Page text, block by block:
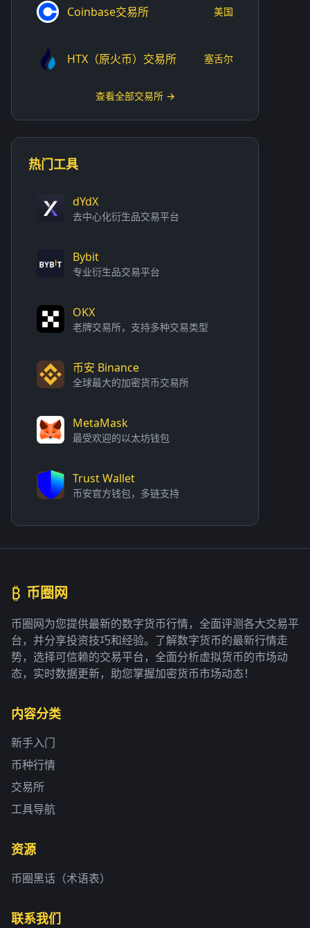
Coinbase交易所 美国
HTX（原火币）交易所 塞舌尔
查看全部交易所 →
热门工具
dYdX
去中心化衍生品交易平台
Bybit
专业衍生品交易平台
OKX
老牌交易所，支持多种交易类型
币安 Binance
全球最大的加密货币交易所
MetaMask
最受欢迎的以太坊钱包
Trust Wallet
币安官方钱包，多链支持
₿ 币圈网
币圈网为您提供最新的数字货币行情，全面评测各大交易平
台，并分享投资技巧和经验。了解数字货币的最新行情走
势，选择可信赖的交易平台，全面分析虚拟货币的市场动
态，实时数据更新，助您掌握加密货币市场动态！
内容分类
新手入门
币种行情
交易所
工具导航
资源
币圈黑话（术语表）
联系我们